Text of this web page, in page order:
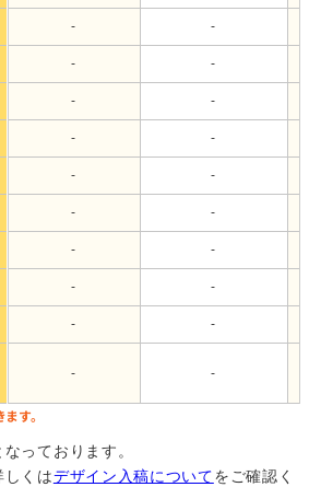
- -
- -
- -
- -
- -
- -
- -
- -
- -
- -
す。
っております。
くはデザイン入稿についてをご確認く